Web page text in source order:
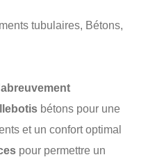
tubulaires, Bétons,
bétons pour une
et un confort optimal
pour permettre un